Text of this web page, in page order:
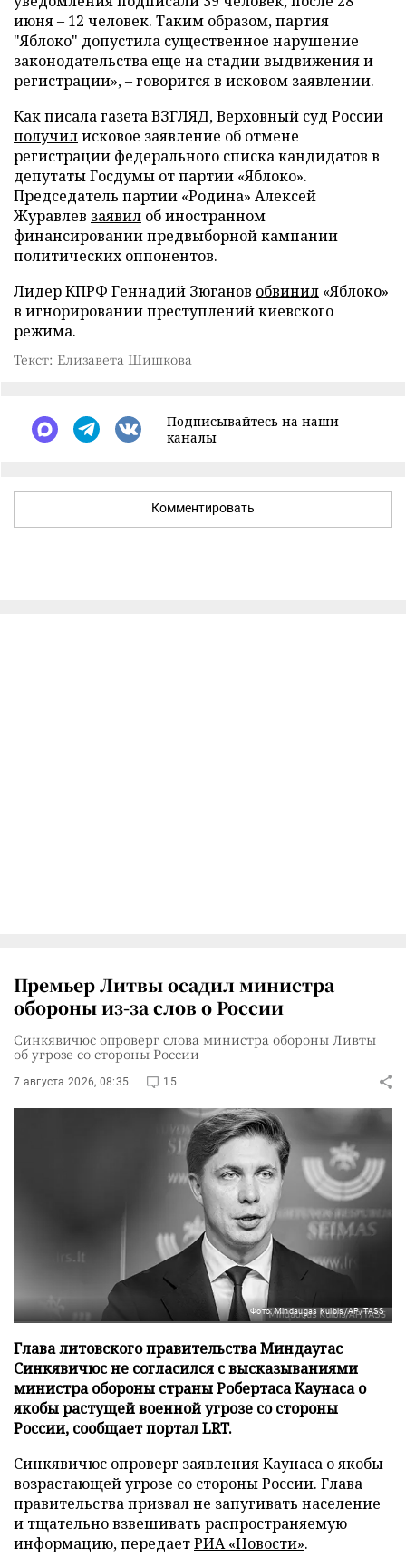
июня – 12 человек. Таким образом, партия
"Яблоко" допустила существенное нарушение
законодательства еще на стадии выдвижения и
регистрации», – говорится в исковом заявлении.
Как писала газета ВЗГЛЯД, Верховный суд России
получилисковое заявление об отмене
регистрации федерального списка кандидатов в
депутаты Госдумы от партии «Яблоко».
Председатель партии «Родина» Алексей
Журавлев заявил об иностранном
финансировании предвыборной кампании
политических оппонентов.
Лидер КПРФ Геннадий Зюганов обвинил «Яблоко»
в игнорировании преступлений киевского
режима.
Текст: Елизавета Шишкова
Подписывайтесь на наши
каналы
Комментировать
Премьер Литвы осадил министра
обороны из-за слов о России
Синкявичюс опроверг слова министра обороны Ливты
об угрозе со стороны России
7 августа 2026, 08:35 15
Фото: Mindaugas Kulbis/AP/TASS
Глава литовского правительства Миндаугас
Синкявичюс не согласился с высказываниями
министра обороны страны Робертаса Каунаса о
якобы растущей военной угрозе со стороны
России, сообщает портал LRT.
Синкявичюс опроверг заявления Каунаса о якобы
возрастающей угрозе со стороны России. Глава
правительства призвал не запугивать население
и тщательно взвешивать распространяемую
информацию, передаетРИА «Новости».